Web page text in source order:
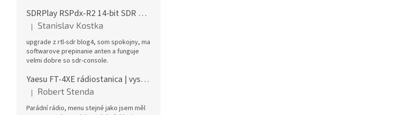
SDRPlay RSPdx-R2 14-bit SDR prijímač 1kHz-2GHz
Hodnotenie produktu je 5 z 5 hviezdičiek.
| Stanislav Kostka
upgrade z rtl-sdr blog4, som spokojny, ma
softwarove prepinanie anten a funguje
velmi dobre so sdr-console.
Yaesu FT-4XE rádiostanica | vysielačka
Hodnotenie produktu je 5 z 5 hviezdičiek.
| Robert Stenda
Parádní rádio, menu stejné jako jsem měl